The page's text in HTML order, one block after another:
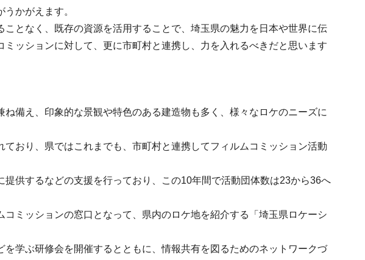
かがえます。
となく、既存の資源を活用することで、埼玉県の魅力を日本や世界に伝
ッションに対して、更に市町村と連携し、力を入れるべきだと思います
備え、印象的な景観や特色のある建造物も多く、様々なロケのニーズに
おり、県ではこれまでも、市町村と連携してフィルムコミッション活動
供するなどの支援を行っており、この10年間で活動団体数は23から36へ
ミッションの窓口となって、県内のロケ地を紹介する「埼玉県ロケーシ
学ぶ研修会を開催するとともに、情報共有を図るためのネットワークづ